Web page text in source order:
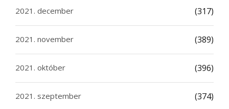
2021. december (317)
2021. november (389)
2021. október (396)
2021. szeptember (374)